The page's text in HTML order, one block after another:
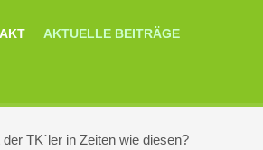
AKTUELLE BEITRÄGE
TK´ler in Zeiten wie diesen?